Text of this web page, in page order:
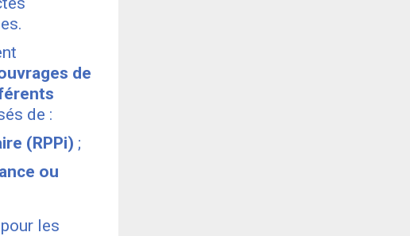
de
de :
(RPPi) ;
ou
les